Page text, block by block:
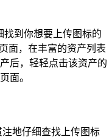
找到你想要上传图标的
面，在丰富的资产列表
后，轻轻点击该资产的
面。
地仔细查找上传图标